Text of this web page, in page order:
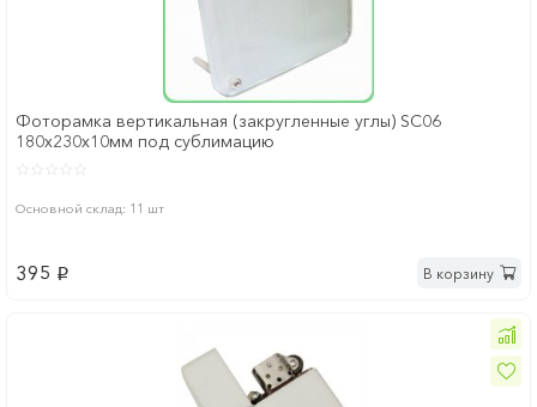
Фоторамка вертикальная (закругленные углы) SC06
180х230х10мм под сублимацию
Основной склад: 11 шт
395 p В корзину